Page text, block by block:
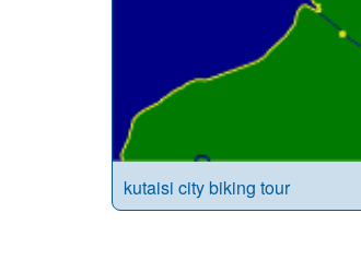
kutaisi city biking tour